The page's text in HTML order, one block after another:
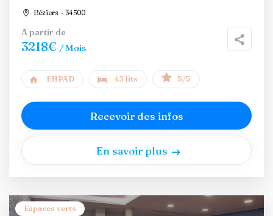
Béziers - 34500
A partir de
3218€ / Mois
EHPAD 43 lits 5/5
Recevoir des infos
En savoir plus
Espaces verts